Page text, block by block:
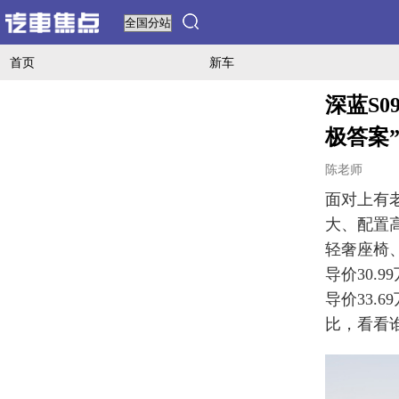
首页 新车
深蓝
极答案
陈老师
面对上有
大、配置
轻奢座椅
导价
导价
比，看看